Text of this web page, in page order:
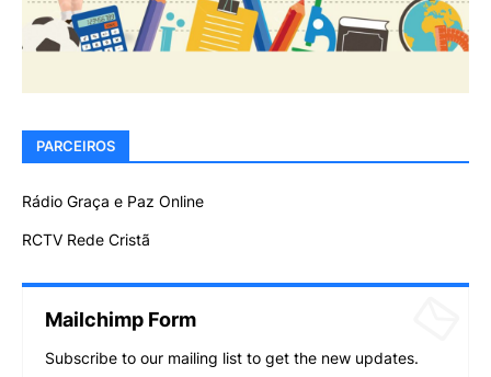
PARCEIROS
Rádio Graça e Paz Online
RCTV Rede Cristã
Mailchimp Form
Subscribe to our mailing list to get the new updates.